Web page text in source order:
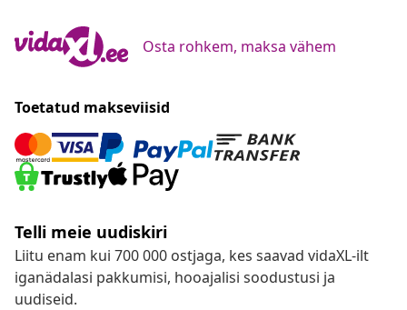
Osta rohkem, maksa vähem
Toetatud makseviisid
Telli meie uudiskiri
Liitu enam kui 700 000 ostjaga, kes saavad vidaXL-ilt
iganädalasi pakkumisi, hooajalisi soodustusi ja
uudiseid.